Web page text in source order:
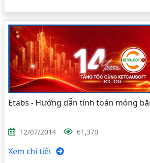
Etabs - Hướng dẫn tính toán móng
12/07/2014 61,370
Xem chi tiết